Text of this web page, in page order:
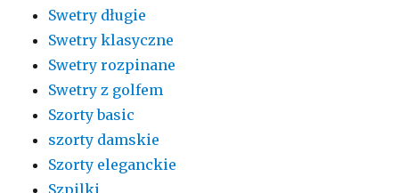
Swetry długie
Swetry klasyczne
Swetry rozpinane
Swetry z golfem
Szorty basic
szorty damskie
Szorty eleganckie
Szpilki